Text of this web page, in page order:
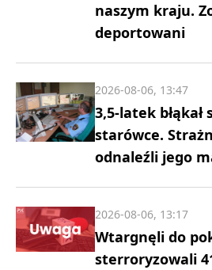
naszym kraju.
deportowani
3,5-latek
starówce.
odnaleźli jego
2026-08-06, 13:47
Wtargnęli do
sterroryzowali
2026-08-06, 13:17